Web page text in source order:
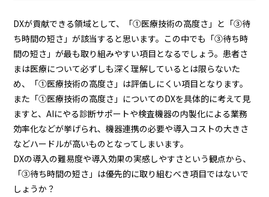
DXが貢献できる領域として、「①医療技術の高度さ」と「③待
ち時間の短さ」が該当すると思います。この中でも「③待ち時
間の短さ」が最も取り組みやすい項目となるでしょう。患者さ
まは医療について必ずしも深く理解しているとは限らないた
め、「①医療技術の高度さ」は評価しにくい項目となります。
また「①医療技術の高度さ」についてのDXを具体的に考えて見
ますと、AIにやる診断サポートや検査機器の内製化による業務
効率化などが挙げられ、機器連携の必要や導入コストの大きさ
などハードルが高いものとなってしまいます。
DXの導入の難易度や導入効果の実感しやすさという観点から、
「③待ち時間の短さ」は優先的に取り組むべき項目ではないで
しょうか？